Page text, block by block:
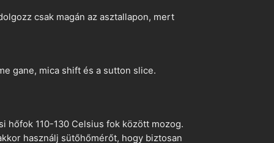
csak magán az asztallapon, mert
gane, mica shift és a sutton slice.
hőfok 110-130 Celsius fok között mozog.
használj sütőhőmérőt, hogy biztosan